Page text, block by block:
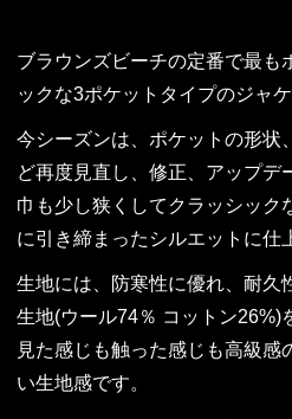
ブラウンズビーチの定番で最も
ックな3ポケットタイプのジャ
今シーズンは、ポケットの形状
ど再度見直し、修正、アップデ
巾も少し狭くしてクラッシック
に引き締まったシルエットに仕
生地には、防寒性に優れ、耐久
生地(ウール74％ コットン26%)
見た感じも触った感じも高級感
い生地感です。